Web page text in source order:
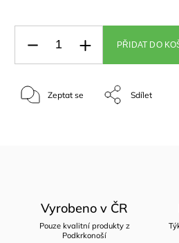
PŘIDAT DO
Zeptat se Sdílet
Vyrobeno v ČR
Pouze kvalitní produkty z
Podkrkonoší